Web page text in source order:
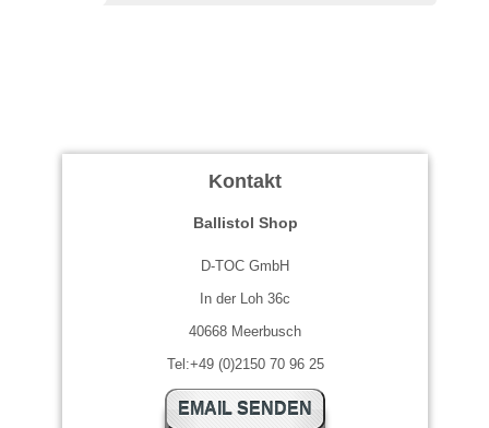
Kontakt
Ballistol Shop
D-TOC GmbH
In der Loh 36c
40668 Meerbusch
Tel:+49 (0)2150 70 96 25
EMAIL SENDEN